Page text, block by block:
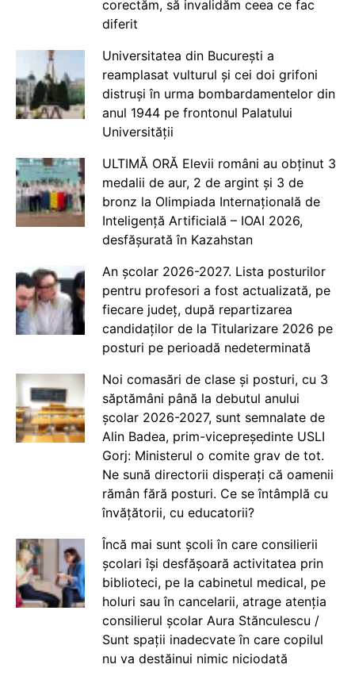
corectăm, să invalidăm ceea ce fac
diferit
Universitatea din București a
reamplasat vulturul și cei doi grifoni
distruși în urma bombardamentelor din
anul 1944 pe frontonul Palatului
Universității
ULTIMĂ ORĂ Elevii români au obținut 3
medalii de aur, 2 de argint și 3 de
bronz la Olimpiada Internațională de
Inteligență Artificială – IOAI 2026,
desfășurată în Kazahstan
An școlar 2026-2027. Lista posturilor
pentru profesori a fost actualizată, pe
fiecare județ, după repartizarea
candidaților de la Titularizare 2026 pe
posturi pe perioadă nedeterminată
Noi comasări de clase și posturi, cu 3
săptămâni până la debutul anului
școlar 2026-2027, sunt semnalate de
Alin Badea, prim-vicepreședinte USLI
Gorj: Ministerul o comite grav de tot.
Ne sună directorii disperați că oamenii
rămân fără posturi. Ce se întâmplă cu
învățătorii, cu educatorii?
Încă mai sunt școli în care consilierii
școlari își desfășoară activitatea prin
biblioteci, pe la cabinetul medical, pe
holuri sau în cancelarii, atrage atenția
consilierul școlar Aura Stănculescu /
Sunt spații inadecvate în care copilul
nu va destăinui nimic niciodată